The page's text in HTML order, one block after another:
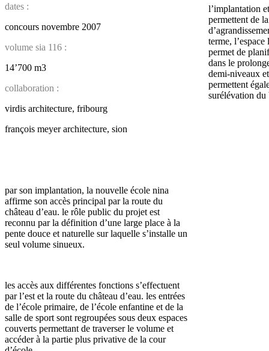
dates :
concours novembre 2007
volume sia 116 :
14’700 m3
collaboration :
virdis architecture, fribourg
françois meyer architecture, sion
par son implantation, la nouvelle école nina
affirme son accès principal par la route du
château d’eau. le rôle public du projet est
reconnu par la définition d’une large place à la
pente douce et naturelle sur laquelle s’installe un
seul volume sinueux.
les accès aux différentes fonctions s’effectuent
par l’est et la route du château d’eau. les entrées
de l’école primaire, de l’école enfantine et de la
salle de sport sont regroupées sous deux espaces
couverts permettant de traverser le volume et
accéder à la partie plus privative de la cour
l’implantation
permettent de
terme, l’espace
permet de
dans le
demi-niveaux
permettent
surélévation du